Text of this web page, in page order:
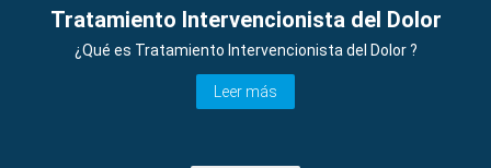
Tratamiento Intervencionista del Dolor
¿Qué es Tratamiento Intervencionista del Dolor ?
Leer más